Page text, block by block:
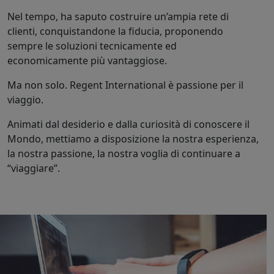
Nel tempo, ha saputo costruire un’ampia rete di
clienti, conquistandone la fiducia, proponendo
sempre le soluzioni tecnicamente ed
economicamente più vantaggiose.
Ma non solo. Regent International è passione per il
viaggio.
Animati dal desiderio e dalla curiosità di conoscere il
Mondo, mettiamo a disposizione la nostra esperienza,
la nostra passione, la nostra voglia di continuare a
“viaggiare”.